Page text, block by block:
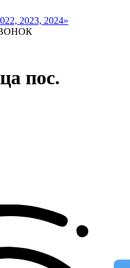
2023, 2024»
пос.